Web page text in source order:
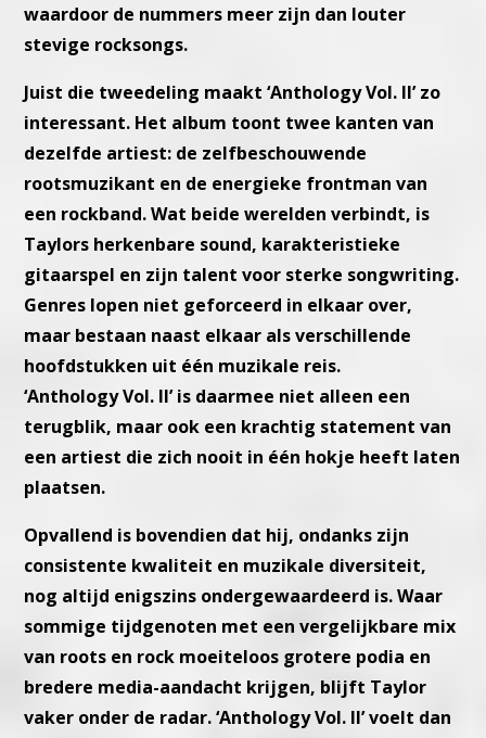
waardoor de nummers meer zijn dan louter
stevige rocksongs.
Juist die tweedeling maakt ‘Anthology Vol. II’ zo
interessant. Het album toont twee kanten van
dezelfde artiest: de zelfbeschouwende
rootsmuzikant en de energieke frontman van
een rockband. Wat beide werelden verbindt, is
Taylors herkenbare sound, karakteristieke
gitaarspel en zijn talent voor sterke songwriting.
Genres lopen niet geforceerd in elkaar over,
maar bestaan naast elkaar als verschillende
hoofdstukken uit één muzikale reis.
‘Anthology Vol. II’ is daarmee niet alleen een
terugblik, maar ook een krachtig statement van
een artiest die zich nooit in één hokje heeft laten
plaatsen.
Opvallend is bovendien dat hij, ondanks zijn
consistente kwaliteit en muzikale diversiteit,
nog altijd enigszins ondergewaardeerd is. Waar
sommige tijdgenoten met een vergelijkbare mix
van roots en rock moeiteloos grotere podia en
bredere media-aandacht krijgen, blijft Taylor
vaker onder de radar. ‘Anthology Vol. II’ voelt dan